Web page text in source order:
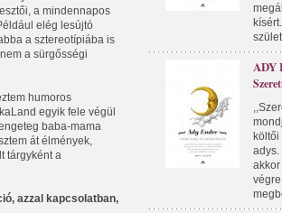
a mindennapos
elég lesújtó
a sztereotípiába is
a sürgősségi
humoros
egyik fele végül
baba-mama
át élmények,
tárgyként a
azzal kapcsolatban,
ADY
költői
adys.